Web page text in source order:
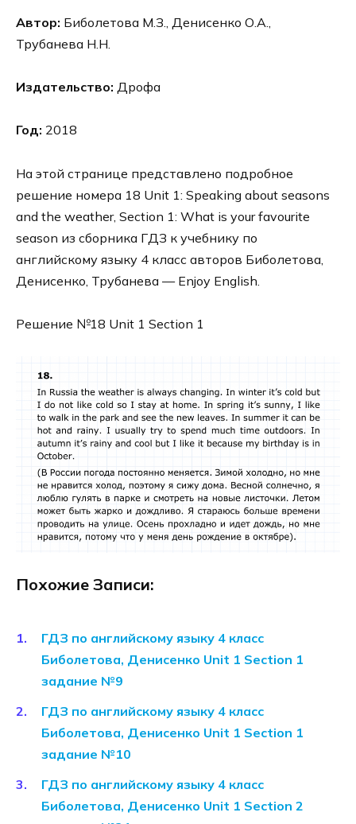
Автор: Биболетова М.З., Денисенко О.А.,
Трубанева Н.Н.
Издательство: Дрофа
Год: 2018
На этой странице представлено подробное
решение номера 18 Unit 1: Speaking about seasons
and the weather, Section 1: What is your favourite
season из сборника ГДЗ к учебнику по
английскому языку 4 класс авторов Биболетова,
Денисенко, Трубанева — Enjoy English.
Решение №18 Unit 1 Section 1
Похожие Записи:
ГДЗ по английскому языку 4 класс
Биболетова, Денисенко Unit 1 Section 1
задание №9
ГДЗ по английскому языку 4 класс
Биболетова, Денисенко Unit 1 Section 1
задание №10
ГДЗ по английскому языку 4 класс
Биболетова, Денисенко Unit 1 Section 2